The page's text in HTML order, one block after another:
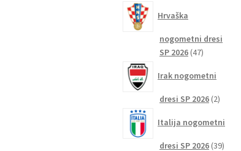
Hrvaška
nogometni dresi
SP 2026 4747
Irak nogometni
dresi SP 2026 22
Italija nogometni
dresi SP 2026 3939